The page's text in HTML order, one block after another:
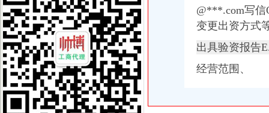
深圳市壹加壹进出口有限公司
南山公司注册代理记账报税龙华进出口经营权申请_深圳博远知识产权
注册南山外资公司-商务服务
2017年深圳南山办理进出口权应该注意什么？
深圳市南山科技园一般纳税人公司注册、外资公司注册-深圳58同城
深圳南山外贸公司如何办理进出口退税-中介代理
南山注册公司,南山代理记账报税,进出口经营权快速办-深圳58同城
深圳市海鹏进出口贸易公司南山分公司联系方式_信用报告_工商信息-
【置业公司注册进出口公司注册房地产公司注册】-南山科技园易登网
@***.com写信
变更出资方式
出具验资报告
经营范围、